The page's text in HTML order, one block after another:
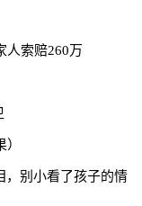
人索赔260万
，别小看了孩子的情